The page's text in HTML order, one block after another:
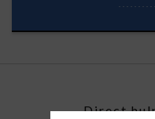
Direct